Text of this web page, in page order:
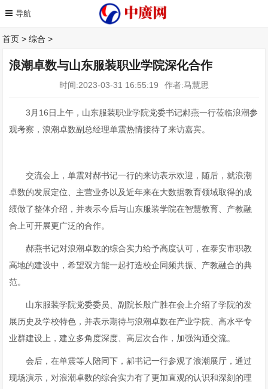
首页 >综合 >
浪潮卓数与山东服装职业学院深化合作
时间:2023-03-31 16:55:19 作者:马慧思
3月16日上午，山东服装职业学院党委书记郝燕一行莅临浪潮参
观考察，浪潮卓数副总经理单震热情接待了来访嘉宾。
交流会上，单震对郝书记一行的来访表示欢迎，随后，就浪潮
卓数的发展定位、主营业务以及近年来在大数据教育领域取得的成
绩做了整体介绍，并表示今后与山东服装学院在智慧教育、产教融
合上可开展更广泛的合作。
郝燕书记对浪潮卓数的综合实力给予高度认可，在泰安市职教
高地的建设中，希望双方能一起打造校企同频共振、产教融合的典
范。
山东服装学院党委委员、副院长殷广胜在会上介绍了学院的发
展历史及学校特色，并表示期待与浪潮卓数在产业学院、高水平专
业群建设上，建立多角度深度、高层次合作，加强沟通交流。
会后，在单震等人陪同下，郝书记一行参观了浪潮展厅，通过
现场演示，对浪潮卓数的综合实力有了更加直观的认识和深刻的理